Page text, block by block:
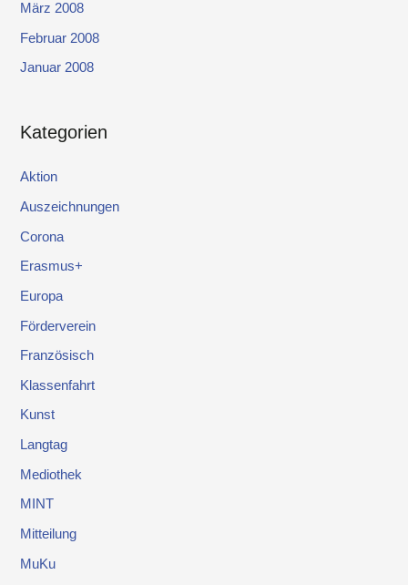
März 2008
Februar 2008
Januar 2008
Kategorien
Aktion
Auszeichnungen
Corona
Erasmus+
Europa
Förderverein
Französisch
Klassenfahrt
Kunst
Langtag
Mediothek
MINT
Mitteilung
MuKu